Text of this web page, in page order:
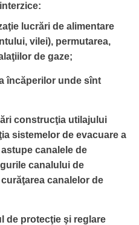
lucrări de alimentare
vilei), permutarea,
de gaze;
încăperilor unde sînt
construcţia utilajului
sistemelor de evacuare a
canalele de
canalului de
canalelor de
de protecţie şi reglare